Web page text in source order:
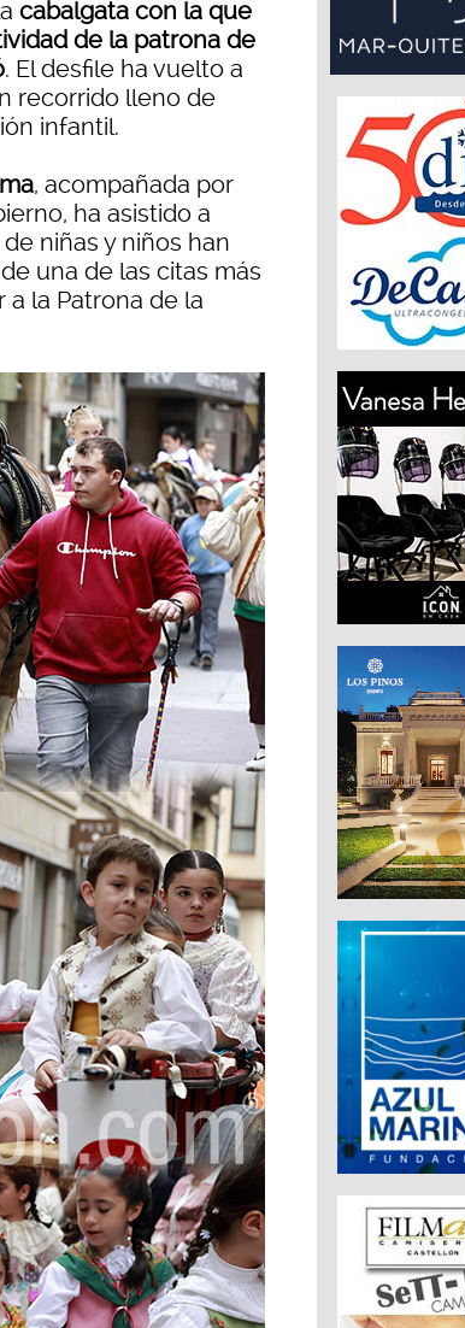
cabalgata con la que
de la patrona de
. El desfile ha vuelto a
recorrido lleno de
infantil.
, acompañada por
ha asistido a
niñas y niños han
una de las citas más
la Patrona de la